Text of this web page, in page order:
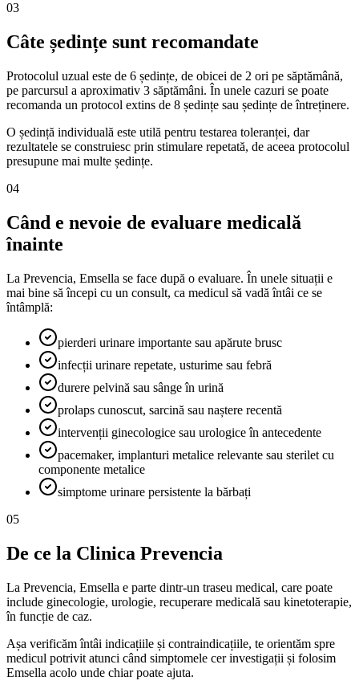
03
Câte ședințe sunt recomandate
Protocolul uzual este de 6 ședințe, de obicei de 2 ori pe săptămână,
pe parcursul a aproximativ 3 săptămâni. În unele cazuri se poate
recomanda un protocol extins de 8 ședințe sau ședințe de întreținere.
O ședință individuală este utilă pentru testarea toleranței, dar
rezultatele se construiesc prin stimulare repetată, de aceea protocolul
presupune mai multe ședințe.
04
Când e nevoie de evaluare medicală
înainte
La Prevencia, Emsella se face după o evaluare. În unele situații e
mai bine să începi cu un consult, ca medicul să vadă întâi ce se
întâmplă:
pierderi urinare importante sau apărute brusc
infecții urinare repetate, usturime sau febră
durere pelvină sau sânge în urină
prolaps cunoscut, sarcină sau naștere recentă
intervenții ginecologice sau urologice în antecedente
pacemaker, implanturi metalice relevante sau sterilet cu
componente metalice
simptome urinare persistente la bărbați
05
De ce la Clinica Prevencia
La Prevencia, Emsella e parte dintr-un traseu medical, care poate
include ginecologie, urologie, recuperare medicală sau kinetoterapie,
în funcție de caz.
Așa verificăm întâi indicațiile și contraindicațiile, te orientăm spre
medicul potrivit atunci când simptomele cer investigații și folosim
Emsella acolo unde chiar poate ajuta.